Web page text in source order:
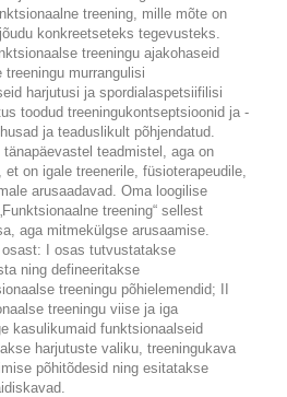
treening, mille mõte on
konkreetseteks tegevusteks.
treeningu ajakohaseid
murrangulisi
harjutusi ja spordialaspetsiifilisi
toodud treeningukontseptsioonid ja -
ja teaduslikult põhjendatud.
tänapäevastel teadmistel, aga on
on igale treenerile, füsioterapeudile,
arusaadavad. Oma loogilise
treening“ sellest
aga mitmekülgse arusaamise.
I osas tutvustatakse
ning defineeritakse
treeningu põhielemendid; II
treeningu viise ja iga
kasulikumaid funktsionaalseid
harjutuste valiku, treeningukava
põhitõdesid ning esitatakse